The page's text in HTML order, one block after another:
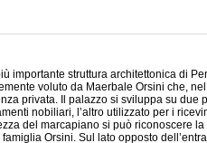
importante struttura architettonica di
voluto da Maerbale Orsini che,
privata. Il palazzo si sviluppa su due
nobiliari, l’altro utilizzato per i
del marcapiano si può riconoscere la
Orsini. Sul lato opposto